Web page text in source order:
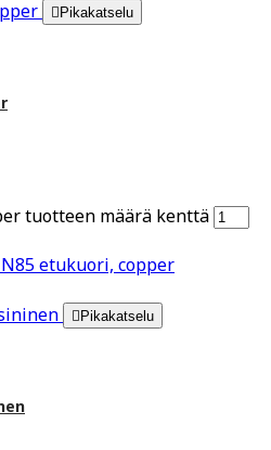
 Pikakatselu
tuotteen määrä kenttä
etukuori, copper
 Pikakatselu